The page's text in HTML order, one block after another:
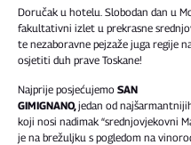
Doručak u hotelu. Slobodan dan u
fakultativni izlet u prekrasne
te nezaboravne pejzaže juga regije
osjetiti duh prave Toskane!
Najprije posjećujemo SAN
GIMIGNANO, jedan od
koji nosi nadimak “srednjovjekovni
je na brežuljku s pogledom na